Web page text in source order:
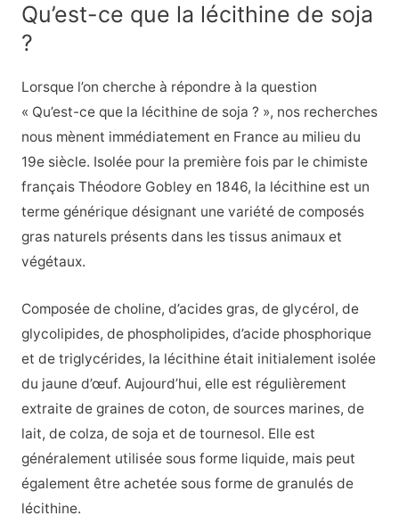
Qu’est-ce que la lécithine de soja
?
Lorsque l’on cherche à répondre à la question
« Qu’est-ce que la lécithine de soja ? », nos recherches
nous mènent immédiatement en France au milieu du
19e siècle. Isolée pour la première fois par le chimiste
français Théodore Gobley en 1846, la lécithine est un
terme générique désignant une variété de composés
gras naturels présents dans les tissus animaux et
végétaux.
Composée de choline, d’acides gras, de glycérol, de
glycolipides, de phospholipides, d’acide phosphorique
et de triglycérides, la lécithine était initialement isolée
du jaune d’œuf. Aujourd’hui, elle est régulièrement
extraite de graines de coton, de sources marines, de
lait, de colza, de soja et de tournesol. Elle est
généralement utilisée sous forme liquide, mais peut
également être achetée sous forme de granulés de
lécithine.